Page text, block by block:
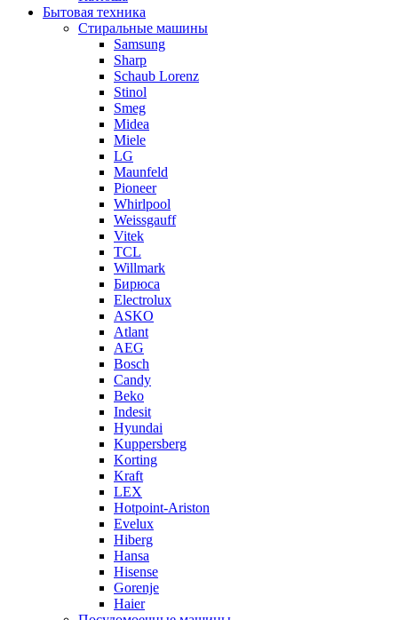
Бытовая техника
Стиральные машины
Samsung
Sharp
Schaub Lorenz
Stinol
Smeg
Midea
Miele
LG
Maunfeld
Pioneer
Whirlpool
Weissgauff
Vitek
TCL
Willmark
Бирюса
Electrolux
ASKO
Atlant
AEG
Bosch
Candy
Beko
Indesit
Hyundai
Kuppersberg
Korting
Kraft
LEX
Hotpoint-Ariston
Evelux
Hiberg
Hansa
Hisense
Gorenje
Haier